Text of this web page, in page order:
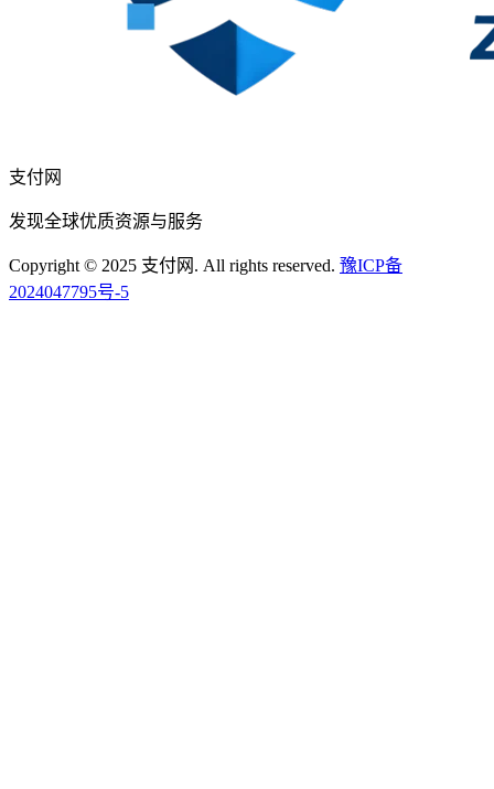
支付网
发现全球优质资源与服务
Copyright © 2025 支付网. All rights reserved. 豫ICP备
2024047795号-5